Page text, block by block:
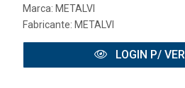
Marca: METALVI
Fabricante: METALVI
LOGIN P/